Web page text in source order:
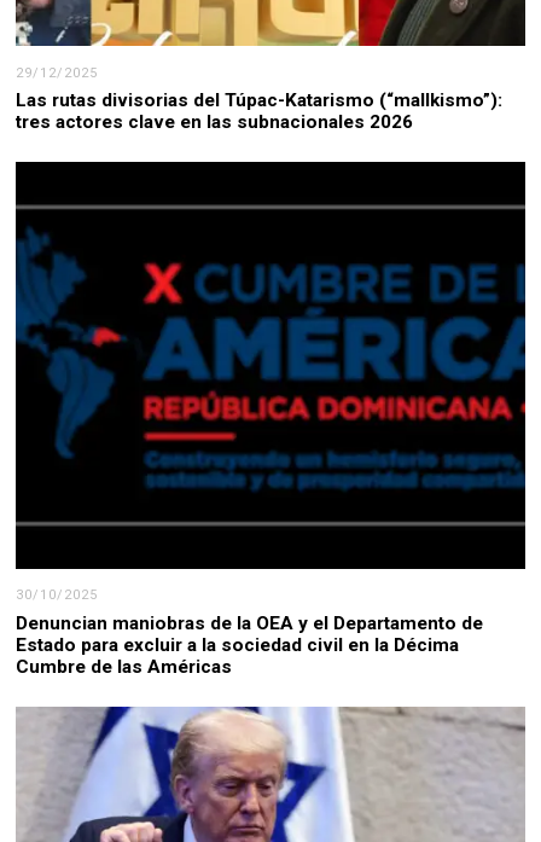
29/12/2025
Las rutas divisorias del Túpac-Katarismo (“mallkismo”):
tres actores clave en las subnacionales 2026
30/10/2025
Denuncian maniobras de la OEA y el Departamento de
Estado para excluir a la sociedad civil en la Décima
Cumbre de las Américas